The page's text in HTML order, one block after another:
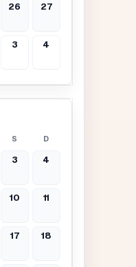
26 27
3 4
S D
3 4
10 11
17 18